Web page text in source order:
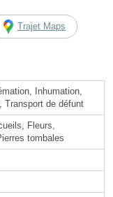
Trajet Maps
Inhumation,
Transport de défunt
Fleurs,
tombales